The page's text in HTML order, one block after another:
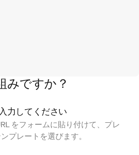
みですか？
力してください
をフォームに貼り付けて、 プレ
プレート を選びます。